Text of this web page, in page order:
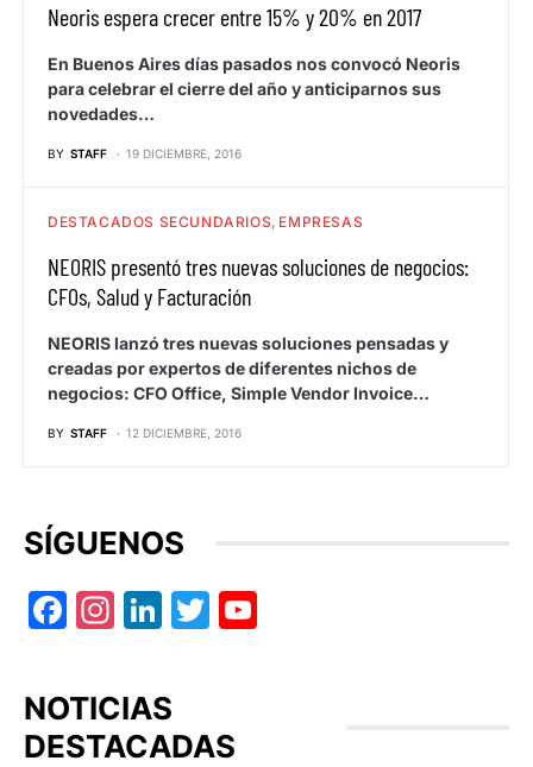
Neoris espera crecer entre 15% y 20% en 2017
En Buenos Aires días pasados nos convocó Neoris
para celebrar el cierre del año y anticiparnos sus
novedades…
BY STAFF 19 DICIEMBRE, 2016
DESTACADOS SECUNDARIOS EMPRESAS
NEORIS presentó tres nuevas soluciones de negocios:
CFOs, Salud y Facturación
NEORIS lanzó tres nuevas soluciones pensadas y
creadas por expertos de diferentes nichos de
negocios: CFO Office, Simple Vendor Invoice…
BY STAFF 12 DICIEMBRE, 2016
SÍGUENOS
Facebook
Instagram
LinkedIn
Twitter
NOTICIAS
DESTACADAS